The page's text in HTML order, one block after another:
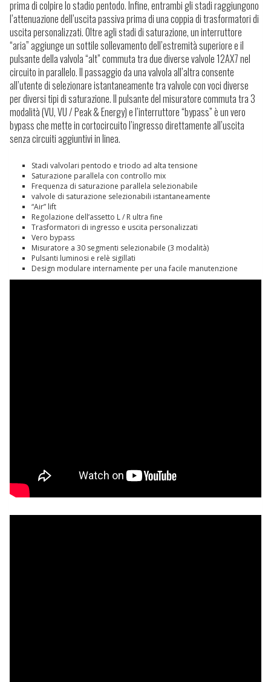
prima di colpire lo stadio pentodo. Infine, entrambi gli stadi raggiungono
l’attenuazione dell’uscita passiva prima di una coppia di trasformatori di
uscita personalizzati. Oltre agli stadi di saturazione, un interruttore
“aria” aggiunge un sottile sollevamento dell’estremità superiore e il
pulsante della valvola “alt” commuta tra due diverse valvole 12AX7 nel
circuito in parallelo. Il passaggio da una valvola all’altra consente
all’utente di selezionare istantaneamente tra valvole con voci diverse
per diversi tipi di saturazione. Il pulsante del misuratore commuta tra 3
modalità (VU, VU / Peak & Energy) e l’interruttore “bypass” è un vero
bypass che mette in cortocircuito l’ingresso direttamente all’uscita
senza circuiti aggiuntivi in ​​linea.
Stadi valvolari pentodo e triodo ad alta tensione
Saturazione parallela con controllo mix
Frequenza di saturazione parallela selezionabile
valvole di saturazione selezionabili istantaneamente
“Air” lift
Regolazione dell’assetto L / R ultra fine
Trasformatori di ingresso e uscita personalizzati
Vero bypass
Misuratore a 30 segmenti selezionabile (3 modalità)
Pulsanti luminosi e relè sigillati
Design modulare internamente per una facile manutenzione